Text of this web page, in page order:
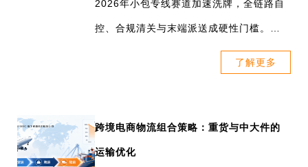
2026年小包专线赛道加速洗牌，全链路自
控、合规清关与末端派送成硬性门槛。行
业从价格转向能力竞争，头部企业升级综
合生态，决定卖家履约稳定。
了解更多
跨境电商物流组合策略：重货与中大件的
运输优化